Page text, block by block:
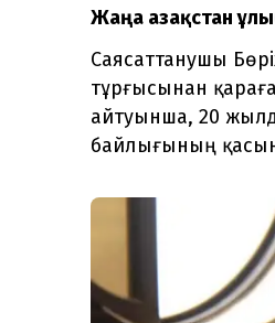
Жаңа Қазақстан
Саясаттанушы
тұрғысынан
айтуынша, 20
байлығының